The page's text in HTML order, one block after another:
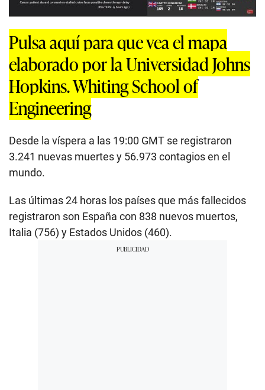
Pulsa aquí para que vea el mapa
elaborado por la Universidad Johns
Hopkins. Whiting School of
Engineering
Desde la víspera a las 19:00 GMT se registraron
3.241 nuevas muertes y 56.973 contagios en el
mundo.
Las últimas 24 horas los países que más fallecidos
registraron son España con 838 nuevos muertos,
Italia (756) y Estados Unidos (460).